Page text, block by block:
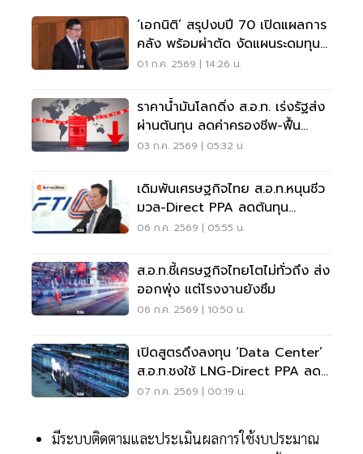
‘เอกนิติ’ สรุปงบปี 70 เปิดแผลการ
คลัง พร้อมผ่าตัด งัดแผนระดมทุน
นอกงบประมาณ
01 ก.ค. 2569 | 14:26 น.
ราคาน้ำมันโลกดิ่ง ส.อ.ท. เร่งรัฐส่ง
ผ่านต้นทุน ลดค่าครองชีพ-ฟื้น
เศรษฐกิจ
03 ก.ค. 2569 | 05:32 น.
เดิมพันเศรษฐกิจไทย ส.อ.ท.หนุนชีว
มวล-Direct PPA ลดต้นทุน
อุตสาหกรรม
06 ก.ค. 2569 | 05:55 น.
ส.อ.ท.ชี้เศรษฐกิจไทยโตไม่ทั่วถึง ส่ง
ออกพุ่ง แต่โรงงานยังซึม
06 ก.ค. 2569 | 10:50 น.
เปิดสูตรดึงลงทุน ‘Data Center’
ส.อ.ท.ชงใช้ LNG-Direct PPA ลด
ภาระค่าไฟ
07 ก.ค. 2569 | 00:19 น.
มีระบบติดตามและประเมินผลการใช้งบประมาณ